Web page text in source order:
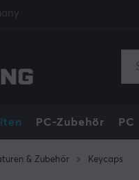
PC-Zubehör PC
& Zubehör Keycaps